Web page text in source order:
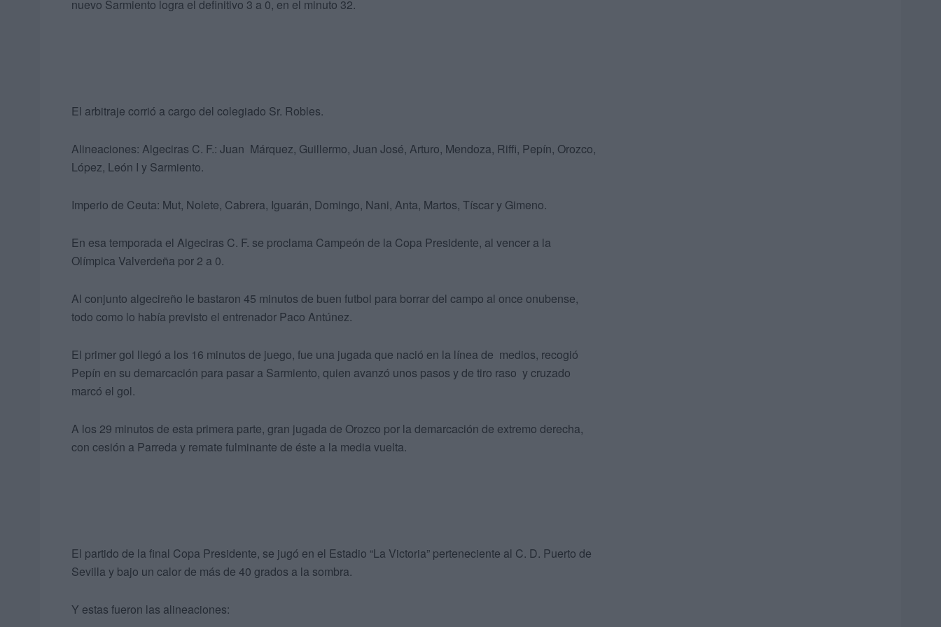
nuevo Sarmiento logra el definitivo 3 a 0, en el minuto 32.
El arbitraje corrió a cargo del colegiado Sr. Robles.
Alineaciones: Algeciras C. F.: Juan Márquez, Guillermo, Juan José, Arturo, Mendoza, Riffi, Pepín, Orozco,
López, León I y Sarmiento.
Imperio de Ceuta: Mut, Nolete, Cabrera, Iguarán, Domingo, Nani, Anta, Martos, Tíscar y Gimeno.
En esa temporada el Algeciras C. F. se proclama Campeón de la Copa Presidente, al vencer a la
Olímpica Valverdeña por 2 a 0.
Al conjunto algecireño le bastaron 45 minutos de buen futbol para borrar del campo al once onubense,
todo como lo había previsto el entrenador Paco Antúnez.
El primer gol llegó a los 16 minutos de juego, fue una jugada que nació en la línea de medios, recogió
Pepín en su demarcación para pasar a Sarmiento, quien avanzó unos pasos y de tiro raso y cruzado
marcó el gol.
A los 29 minutos de esta primera parte, gran jugada de Orozco por la demarcación de extremo derecha,
con cesión a Parreda y remate fulminante de éste a la media vuelta.
El partido de la final Copa Presidente, se jugó en el Estadio “La Victoria” perteneciente al C. D. Puerto de
Sevilla y bajo un calor de más de 40 grados a la sombra.
Y estas fueron las alineaciones: